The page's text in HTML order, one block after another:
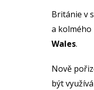
Británie v
a
Wales.
Nově
být